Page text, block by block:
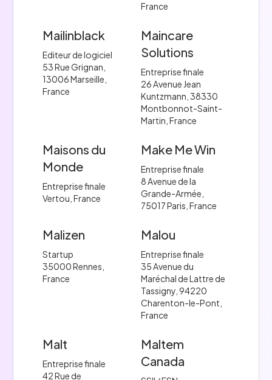
France
Mailinblack
Editeur de logiciel
53 Rue Grignan,
13006 Marseille,
France
Maincare
Solutions
Entreprise finale
26 Avenue Jean
Kuntzmann, 38330
Montbonnot-Saint-
Martin, France
Maisons du
Monde
Entreprise finale
Vertou, France
Make Me Win
Entreprise finale
8 Avenue de la
Grande-Armée,
75017 Paris, France
Malizen
Startup
35000 Rennes,
France
Malou
Entreprise finale
35 Avenue du
Maréchal de Lattre de
Tassigny, 94220
Charenton-le-Pont,
France
Malt
Entreprise finale
42 Rue de
Maltem
Canada